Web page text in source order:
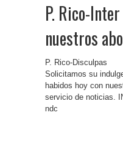
P. Rico-
nuestros
P. Rico-Disculpas
Solicitamos su
habidos hoy con
servicio de noticias.
ndc